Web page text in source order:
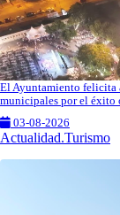
El Ayuntamiento felicita
municipales por el éxito
03-08-2026
Actualidad.Turismo